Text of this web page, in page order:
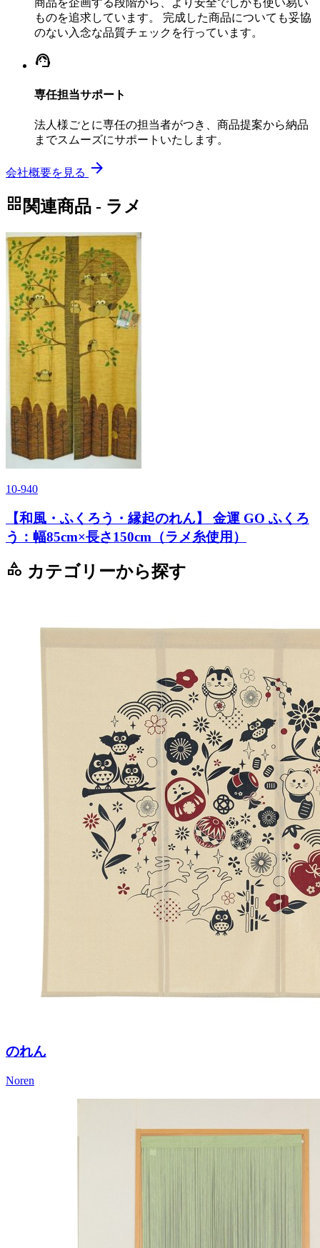
商品を企画する段階から、より安全でしかも使い易い
ものを追求しています。 完成した商品についても妥協
のない入念な品質チェックを行っています。
support_agent
専任担当サポート
法人様ごとに専任の担当者がつき、商品提案から納品
までスムーズにサポートいたします。
会社概要を見る arrow_forward
grid_view 関連商品 - ラメ
10-940
【和風・ふくろう・縁起のれん】 金運 GO ふくろ
う：幅85cm×長さ150cm（ラメ糸使用）
category カテゴリーから探す
のれん
Noren